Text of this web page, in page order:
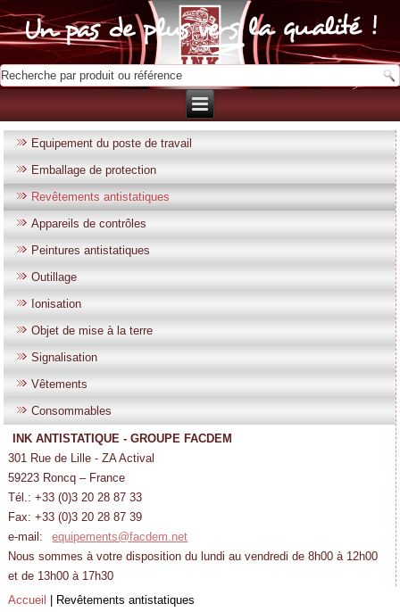
Equipement du poste de travail
Emballage de protection
Revêtements antistatiques
Appareils de contrôles
Peintures antistatiques
Outillage
Ionisation
Objet de mise à la terre
Signalisation
Vêtements
Consommables
INK ANTISTATIQUE - GROUPE FACDEM
301 Rue de Lille - ZA Actival
59223 Roncq – France
Tél.: +33 (0)3 20 28 87 33
Fax: +33 (0)3 20 28 87 39
e-mail:
equipements@facdem.net
Nous sommes à votre disposition du lundi au vendredi de 8h00 à 12h00
et de 13h00 à 17h30
Accueil
Revêtements antistatiques